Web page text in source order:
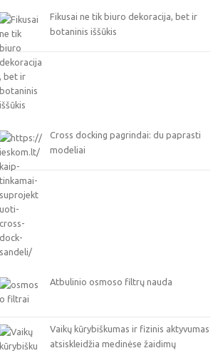
Fikusai ne tik biuro dekoracija, bet ir
botaninis iššūkis
Cross docking pagrindai: du paprasti
modeliai
Atbulinio osmoso filtrų nauda
Vaikų kūrybiškumas ir fizinis aktyvumas
atsiskleidžia medinėse žaidimų